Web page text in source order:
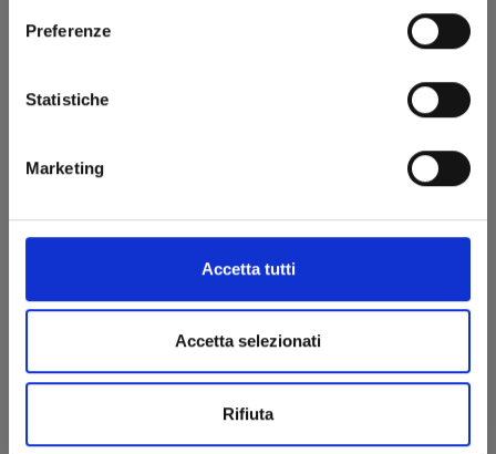
Preferenze
Statistiche
Marketing
Accetta tutti
Accetta selezionati
Rifiuta
26/08/2025